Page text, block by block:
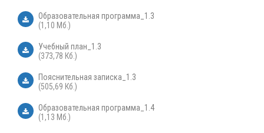
Образовательная программа_1.3
(1,10 Мб.)
Учебный план_1.3
(373,78 Кб.)
Пояснительная записка_1.3
(505,69 Кб.)
Образовательная программа_1.4
(1,13 Мб.)